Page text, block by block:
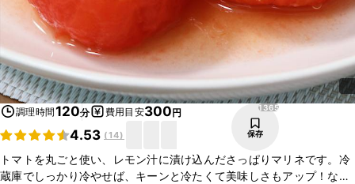
調理時間120分 費用目安300円
4.53 (14)
1365
保存
トマトを丸ごと使い、レモン汁に漬け込んださっぱりマリネです。冷
蔵庫でしっかり冷やせば、キーンと冷たくて美味しさもアップ！なに